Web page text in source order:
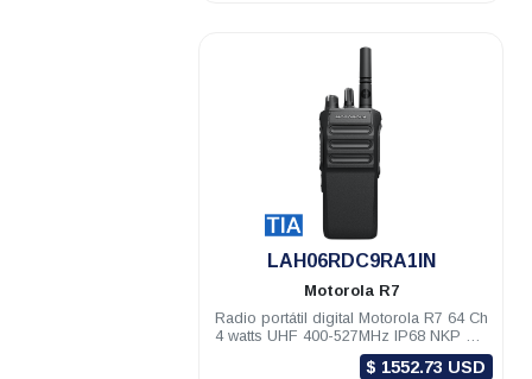
LAH06RDC9RA1IN
Motorola R7
Radio portátil digital Motorola R7 64 Ch
4 watts UHF 400-527MHz IP68 NKP TIA
Habilitado
$ 1552.73 USD